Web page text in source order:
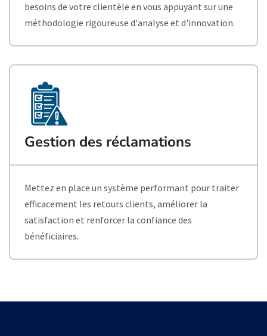
besoins de votre clientèle en vous appuyant sur une
méthodologie rigoureuse d'analyse et d'innovation.
Gestion des réclamations
Mettez en place un système performant pour traiter
efficacement les retours clients, améliorer la
satisfaction et renforcer la confiance des
bénéficiaires.